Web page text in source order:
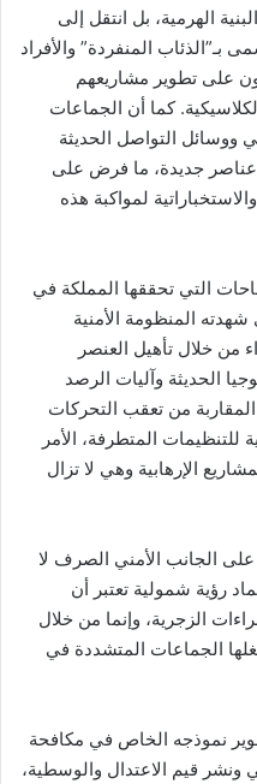
الهرمية، بل انتقل إلى
بـ”الذئاب المنفردة” والأفراد
على تطوير مشاريعهم
كما أن الجماعات
ووسائل التواصل الحديثة
عناصر جديدة، ما فرض على
لمواكبة هذه
التي تحققها المملكة في
المنظومة الأمنية
من خلال تأهيل العنصر
الحديثة وآليات الرصد
من تعقب التحركات
للتنظيمات المتطرفة، الأمر
الإرهابية وهي لا تزال
الجانب الأمني الصرف لا
رؤية شمولية تعتبر أن
الزجرية، وإنما من خلال
الجماعات المتشددة في
نموذجه الخاص في مكافحة
ونشر قيم الاعتدال والوسطية،